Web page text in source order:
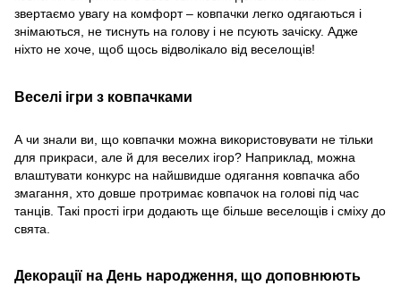
звертаємо увагу на комфорт – ковпачки легко одягаються і
знімаються, не тиснуть на голову і не псують зачіску. Адже
ніхто не хоче, щоб щось відволікало від веселощів!
Веселі ігри з ковпачками
А чи знали ви, що ковпачки можна використовувати не тільки
для прикраси, але й для веселих ігор? Наприклад, можна
влаштувати конкурс на найшвидше одягання ковпачка або
змагання, хто довше протримає ковпачок на голові під час
танців. Такі прості ігри додають ще більше веселощів і сміху до
свята.
Декорації на День народження, що доповнюють